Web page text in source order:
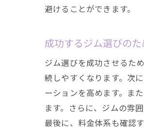
避けることができます。
成功するジム選びの
ジム選びを成功させるた
続しやすくなります。次
ーションを高めます。ま
ます。さらに、ジムの雰
最後に、料金体系も確認